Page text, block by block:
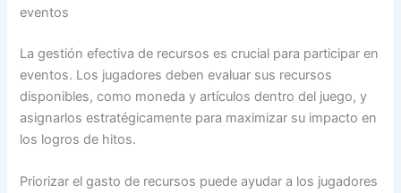
eventos
La gestión efectiva de recursos es crucial para participar en
eventos. Los jugadores deben evaluar sus recursos
disponibles, como moneda y artículos dentro del juego, y
asignarlos estratégicamente para maximizar su impacto en
los logros de hitos.
Priorizar el gasto de recursos puede ayudar a los jugadores